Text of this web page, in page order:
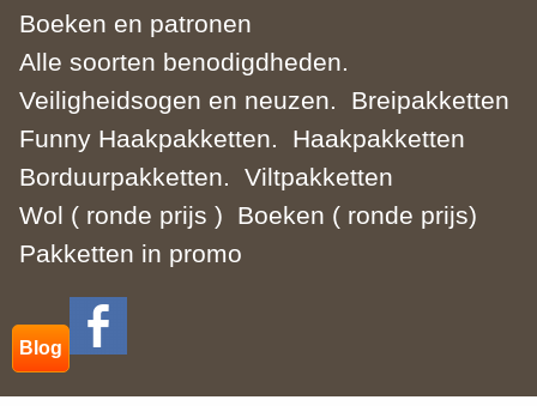
Boeken en patronen
Alle soorten benodigdheden.
Veiligheidsogen en neuzen.
Breipakketten
Funny Haakpakketten.
Haakpakketten
Borduurpakketten.
Viltpakketten
Wol ( ronde prijs )
Boeken ( ronde prijs)
Pakketten in promo
Blog